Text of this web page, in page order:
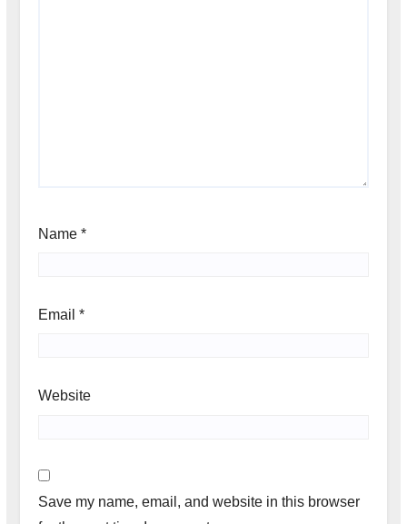
Name *
Email *
Website
Save my name, email, and website in this browser